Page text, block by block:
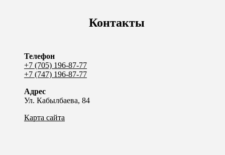
Контакты
Телефон
+7 (705) 196-87-77
+7 (747) 196-87-77
Адрес
Ул. Кабылбаева, 84
Карта сайта